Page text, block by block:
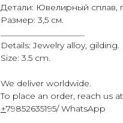
Детали: Ювелирный сплав,
Размер: 3,5 см.
Details: Jewelry alloy, gilding.
Size: 3.5 cm.
We deliver worldwide.
To place an order, reach us at
+79852635195/ WhatsApp